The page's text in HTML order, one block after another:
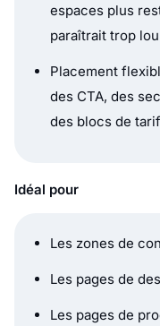
espaces plus
paraîtrait trop
Placement
des CTA, des
des blocs de
Idéal pour
Les zones de
Les pages de
Les pages de